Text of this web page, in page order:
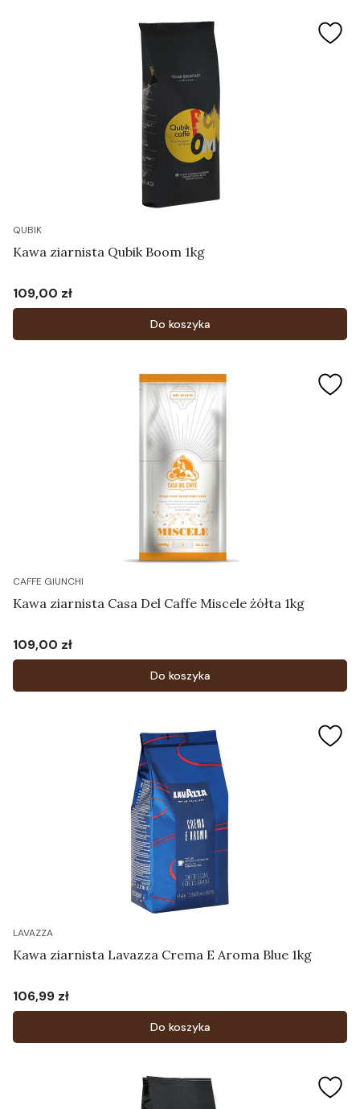
QUBIK
Kawa ziarnista Qubik Boom 1kg
Cena
109,00 zł
Do koszyka
CAFFE GIUNCHI
Kawa ziarnista Casa Del Caffe Miscele żółta 1kg
Cena
109,00 zł
Do koszyka
LAVAZZA
Kawa ziarnista Lavazza Crema E Aroma Blue 1kg
Cena
106,99 zł
Do koszyka